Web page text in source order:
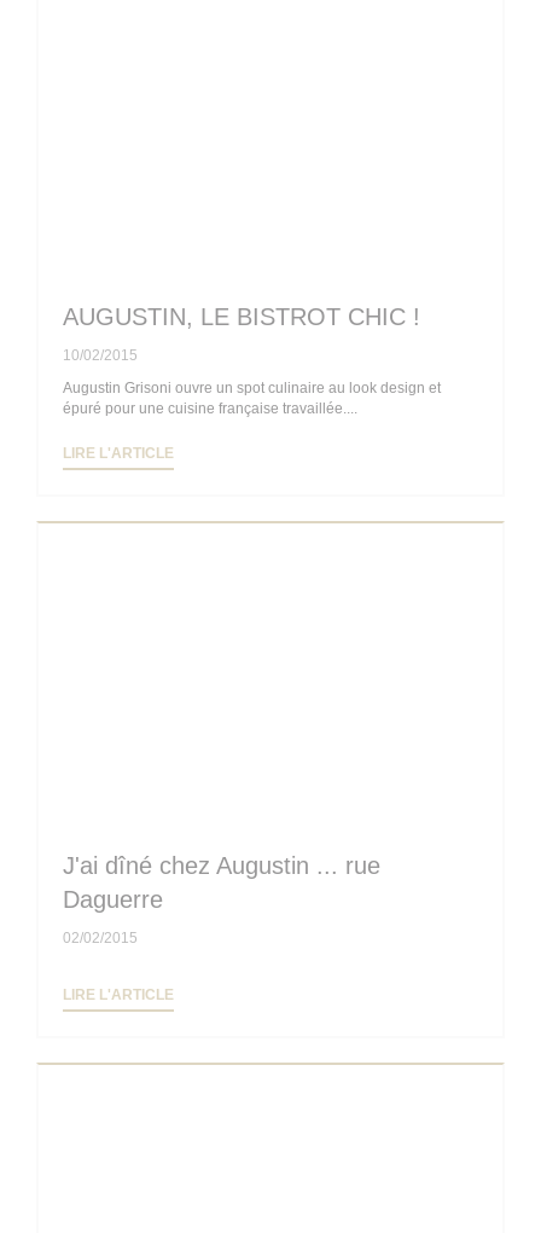
AUGUSTIN, LE BISTROT CHIC !
10/02/2015
Augustin Grisoni ouvre un spot culinaire au look design et
épuré pour une cuisine française travaillée....
LIRE L'ARTICLE
J'ai dîné chez Augustin ... rue
Daguerre
02/02/2015
LIRE L'ARTICLE